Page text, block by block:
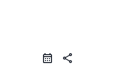
share